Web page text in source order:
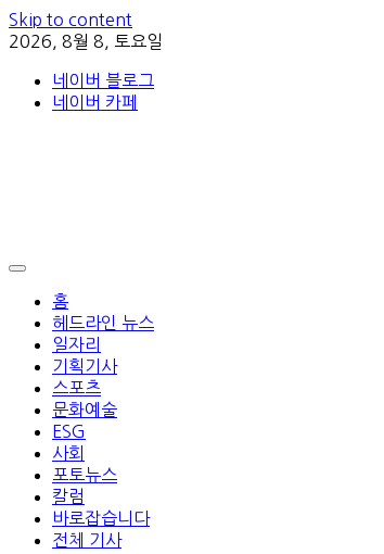
Skip to content
2026, 8월 8, 토요일
네이버 블로그
네이버 카페
홈
헤드라인 뉴스
일자리
기획기사
스포츠
문화예술
ESG
사회
포토뉴스
칼럼
바로잡습니다
전체 기사